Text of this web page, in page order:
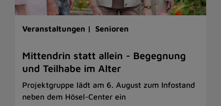
Veranstaltungen | Senioren
Mittendrin statt allein - Begegnung
und Teilhabe im Alter
Projektgruppe lädt am 6. August zum Infostand
neben dem Hösel-Center ein